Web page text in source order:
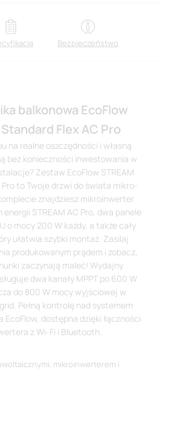
Bezpieczeństwo
balkonowa EcoFlow
Standard Flex AC Pro
na realne oszczędności i własną
bez konieczności inwestowania w
Zestaw EcoFlow STREAM
to Twoje drzwi do świata mikro-
znajdziesz mikroinwerter
energii STREAM AC Pro, dwa panele
o mocy 200 W każdy, a także cały
ułatwia szybki montaż. Zasilaj
produkowanym prądem i zobacz,
zaczynają maleć! Wydajny
dwa kanały MPPT po 600 W
do 800 W mocy wyjściowej w
Pełną kontrolę nad systemem
EcoFlow, dostępna dzięki łączności
z Wi-Fi i Bluetooth.